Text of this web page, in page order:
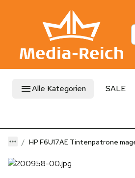
Alle Kategorien SALE
HP F6U17AE Tintenpatrone